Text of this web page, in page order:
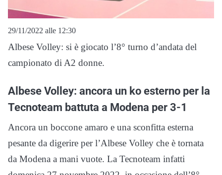
29/11/2022 alle 12:30
Albese Volley: si è giocato l’8° turno d’andata del
campionato di A2 donne.
Albese Volley: ancora un ko esterno per la
Tecnoteam battuta a Modena per 3-1
Ancora un boccone amaro e una sconfitta esterna
pesante da digerire per l’Albese Volley che è tornata
da Modena a mani vuote. La Tecnoteam infatti